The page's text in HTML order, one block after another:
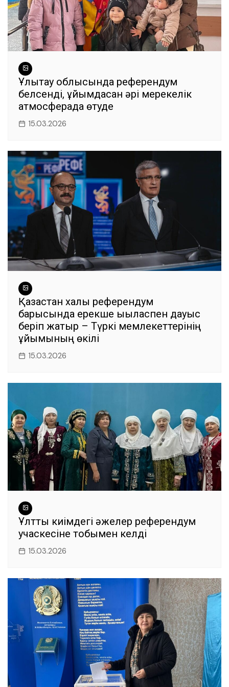
Ұлытау облысында референдум
белсенді, ұйымдасқан әрі мерекелік
атмосферада өтуде
15.03.2026
Қазақстан халқы референдум
барысында ерекше ықыласпен дауыс
беріп жатыр – Түркі мемлекеттерінің
ұйымының өкілі
15.03.2026
Ұлттық киімдегі әжелер референдум
учаскесіне тобымен келді
15.03.2026